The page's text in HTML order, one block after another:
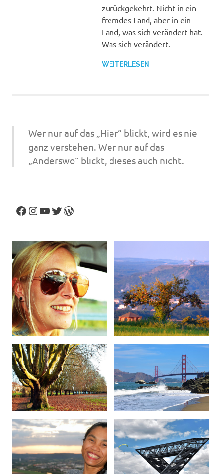
zurückgekehrt. Nicht in ein
fremdes Land, aber in ein
Land, was sich verändert hat.
Was sich verändert.
WEITERLESEN
Wer nur auf das „Hier“ blickt, wird es nie
ganz verstehen. Wer nur auf das
„Anderswo“ blickt, dieses auch nicht.
Facebook
Instagram
YouTube
Twitter
WordPress